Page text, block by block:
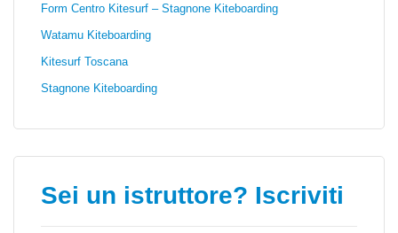
Form Centro Kitesurf – Stagnone Kiteboarding
Watamu Kiteboarding
Kitesurf Toscana
Stagnone Kiteboarding
Sei un istruttore? Iscriviti